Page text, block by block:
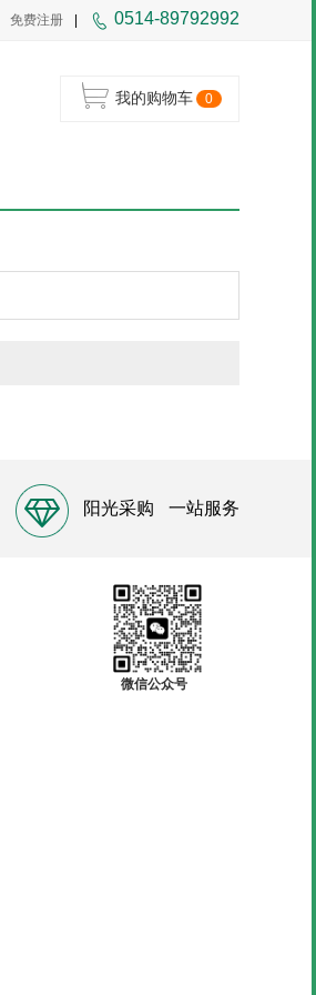
0514-89792992
免费注册
我的购物车 0
阳光采购 一站服务
微信公众号